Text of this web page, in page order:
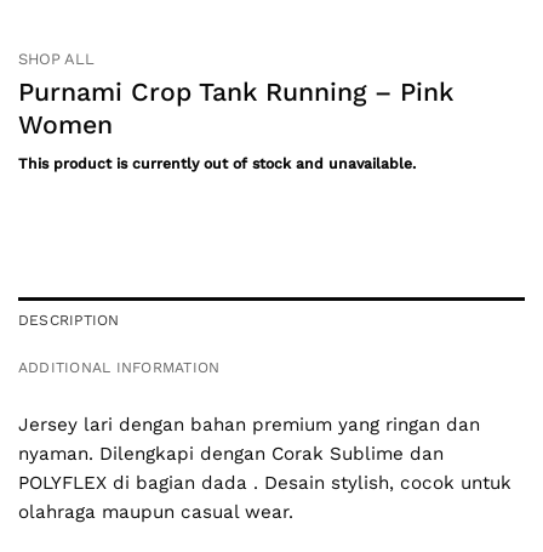
SHOP ALL
Purnami Crop Tank Running – Pink
Women
This product is currently out of stock and unavailable.
DESCRIPTION
ADDITIONAL INFORMATION
Jersey lari dengan bahan premium yang ringan dan
nyaman. Dilengkapi dengan Corak Sublime dan
POLYFLEX di bagian dada . Desain stylish, cocok untuk
olahraga maupun casual wear.